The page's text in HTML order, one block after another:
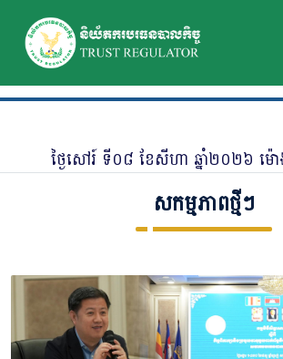
ថ្ងៃ​សៅរ៍ ​ទី​០៨ ​ខែសីហា ឆ្នាំ២០២៦ ម៉ោ
សកម្មភាពថ្មីៗ